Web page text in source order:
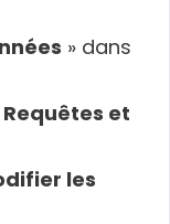
» dans
Requêtes et
les